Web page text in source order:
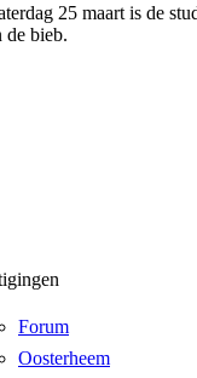
25 maart is de
de bieb.
Forum
Oosterheem